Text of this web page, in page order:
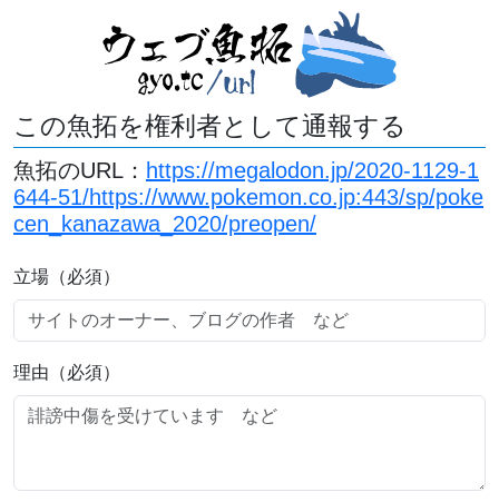
この魚拓を権利者として通報する
魚拓のURL： https://megalodon.jp/2020-1129-1
644-51/https://www.pokemon.co.jp:443/sp/poke
cen_kanazawa_2020/preopen/
立場（必須）
理由（必須）